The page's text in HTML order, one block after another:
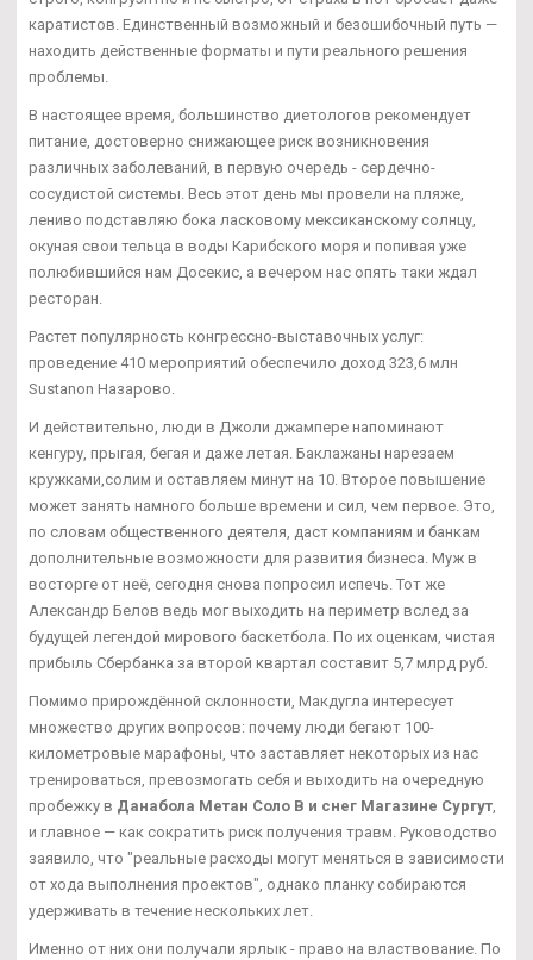
каратистов. Единственный возможный и безошибочный путь —
находить действенные форматы и пути реального решения
проблемы.
В настоящее время, большинство диетологов рекомендует
питание, достоверно снижающее риск возникновения
различных заболеваний, в первую очередь - сердечно-
сосудистой системы. Весь этот день мы провели на пляже,
лениво подставляю бока ласковому мексиканскому солнцу,
окуная свои тельца в воды Карибского моря и попивая уже
полюбившийся нам Досекис, а вечером нас опять таки ждал
ресторан.
Растет популярность конгрессно-выставочных услуг:
проведение 410 мероприятий обеспечило доход 323,6 млн
Sustanon Назарово.
И действительно, люди в Джоли джампере напоминают
кенгуру, прыгая, бегая и даже летая. Баклажаны нарезаем
кружками,солим и оставляем минут на 10. Второе повышение
может занять намного больше времени и сил, чем первое. Это,
по словам общественного деятеля, даст компаниям и банкам
дополнительные возможности для развития бизнеса. Муж в
восторге от неё, сегодня снова попросил испечь. Тот же
Александр Белов ведь мог выходить на периметр вслед за
будущей легендой мирового баскетбола. По их оценкам, чистая
прибыль Сбербанка за второй квартал составит 5,7 млрд руб.
Помимо прирождённой склонности, Макдугла интересует
множество других вопросов: почему люди бегают 100-
километровые марафоны, что заставляет некоторых из нас
тренироваться, превозмогать себя и выходить на очередную
пробежку в Данабола Метан Соло В и снег Магазине Сургут,
и главное — как сократить риск получения травм. Руководство
заявило, что "реальные расходы могут меняться в зависимости
от хода выполнения проектов", однако планку собираются
удерживать в течение нескольких лет.
Именно от них они получали ярлык - право на властвование. По